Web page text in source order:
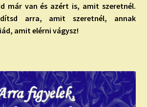
már van és azért is, amit szeretnél.
arra, amit szeretnél, annak
amit elérni vágysz!